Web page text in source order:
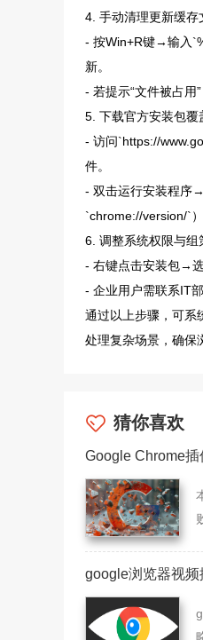
4. 手动清理更新缓存
- 按Win+R键→输入
新。
- 若提示“文件被占用
5. 下载官方安装包覆
- 访问`https://
件。
- 双击运行安装程序
`chrome://version/`）
6. 调整系统权限与组
- 右键点击安装包→
- 企业用户需联系IT
通过以上步骤，可系
处理复杂场景，确保
猜你喜欢
Google Chrome
google浏览器视